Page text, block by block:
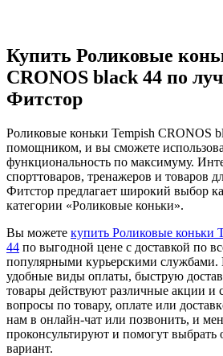
Купить Роликовые
CRONOS black 44 по
Фитстор
Роликовые коньки Tempish CRONOS
помощником, и вы сможете
функциональность по максимуму.
спорттоваров, тренажеров и товаров
Фитстор предлагает широкий выбор
категории «Роликовые коньки».
Вы можете купить Роликовые коньки
44 по выгодной цене с доставкой по
популярными курьерскими
удобные виды оплаты, быструю
товары действуют различные акции и
вопросы по товару, оплате или
нам в онлайн-чат или позвонить, и
проконсультируют и помогут выбрать
вариант.